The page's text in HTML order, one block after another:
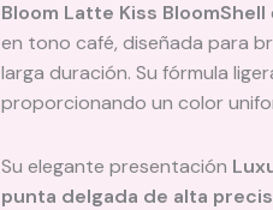
Bloom Latte Kiss BloomShell
en tono café, diseñada para
larga duración. Su fórmula
proporcionando un color
Su elegante presentación
punta delgada de alta